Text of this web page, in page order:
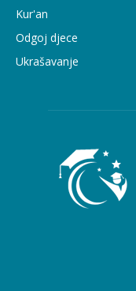
Kur'an
Odgoj djece
Ukrašavanje